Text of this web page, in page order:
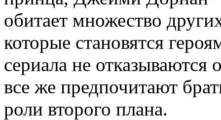
обитает множество
которые становятся
сериала не
все же предпочитают
роли второго плана.